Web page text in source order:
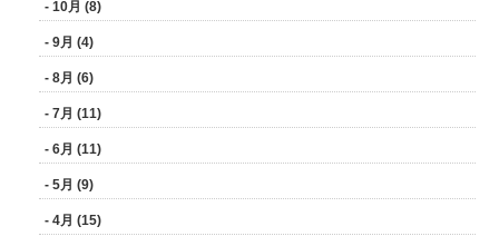
- 10月 (8)
- 9月 (4)
- 8月 (6)
- 7月 (11)
- 6月 (11)
- 5月 (9)
- 4月 (15)